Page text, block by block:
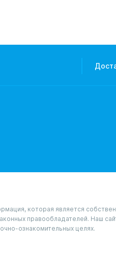
которая является
правообладателей. Наш
ознакомительных целях.